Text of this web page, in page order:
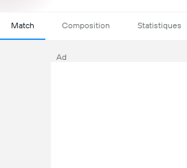
Match Composition Statistiques
Ad